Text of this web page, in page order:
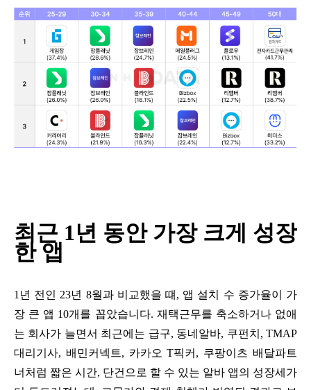
최근 1년 동안 가장 크게 성장
한 앱
1 년 전인 23년 8월과 비교했을 떄 , 앱 설치 수 증가율이 가
장 큰 앱 10개를 꼽았습니다. 재택근무를 축소하거나 없애
는 회사가 늘면서 최근에는 급구, 동네알바, 쿠펀치 , TMAP
대리기사, 배민커넥트, 카카오T픽커 , 쿠팡이츠 배달파트
너처럼 짧은 시간, 단건으로 할 수 있는 알바 앱의 성장세가